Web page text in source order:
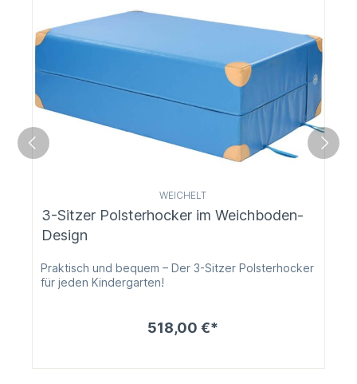
WEICHELT
3-Sitzer Polsterhocker im Weichboden-
Design
Praktisch und bequem – Der 3-Sitzer Polsterhocker
für jeden Kindergarten!
518,00 €*